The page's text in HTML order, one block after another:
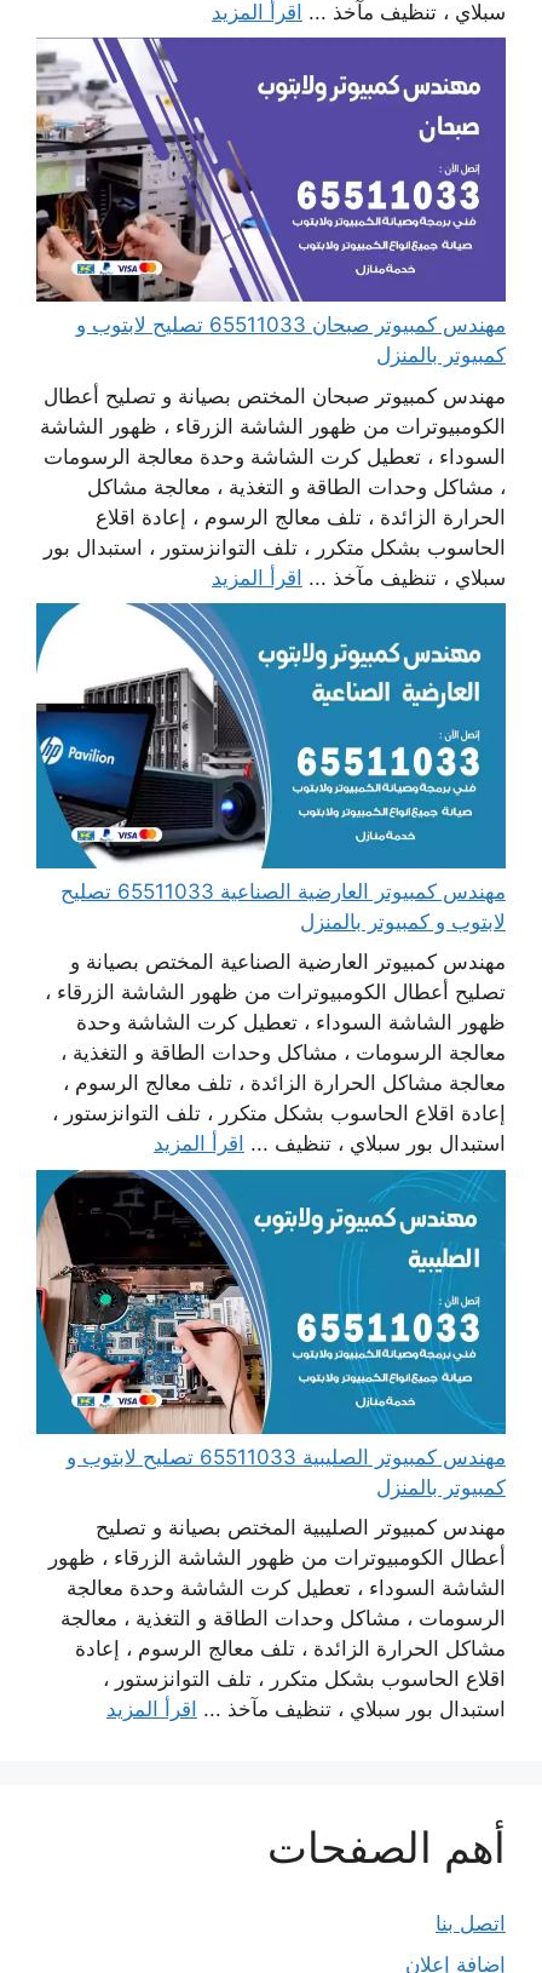
سبلاي ، تنظيف مآخذ ... اقرأ المزيد
مهندس كمبيوتر صبحان 65511033 تصليح لابتوب و
كمبيوتر بالمنزل
مهندس كمبيوتر صبحان المختص بصيانة و تصليح أعطال
الكومبيوترات من ظهور الشاشة الزرقاء ، ظهور الشاشة
السوداء ، تعطيل كرت الشاشة وحدة معالجة الرسومات
، مشاكل وحدات الطاقة و التغذية ، معالجة مشاكل
الحرارة الزائدة ، تلف معالج الرسوم ، إعادة اقلاع
الحاسوب بشكل متكرر ، تلف التوانزستور ، استبدال بور
سبلاي ، تنظيف مآخذ ... اقرأ المزيد
مهندس كمبيوتر العارضية الصناعية 65511033 تصليح
لابتوب و كمبيوتر بالمنزل
مهندس كمبيوتر العارضية الصناعية المختص بصيانة و
تصليح أعطال الكومبيوترات من ظهور الشاشة الزرقاء ،
ظهور الشاشة السوداء ، تعطيل كرت الشاشة وحدة
معالجة الرسومات ، مشاكل وحدات الطاقة و التغذية ،
معالجة مشاكل الحرارة الزائدة ، تلف معالج الرسوم ،
إعادة اقلاع الحاسوب بشكل متكرر ، تلف التوانزستور ،
استبدال بور سبلاي ، تنظيف ... اقرأ المزيد
مهندس كمبيوتر الصليبية 65511033 تصليح لابتوب و
كمبيوتر بالمنزل
مهندس كمبيوتر الصليبية المختص بصيانة و تصليح
أعطال الكومبيوترات من ظهور الشاشة الزرقاء ، ظهور
الشاشة السوداء ، تعطيل كرت الشاشة وحدة معالجة
الرسومات ، مشاكل وحدات الطاقة و التغذية ، معالجة
مشاكل الحرارة الزائدة ، تلف معالج الرسوم ، إعادة
اقلاع الحاسوب بشكل متكرر ، تلف التوانزستور ،
استبدال بور سبلاي ، تنظيف مآخذ ... اقرأ المزيد
أهم الصفحات
اتصل بنا
إضافة إعلان